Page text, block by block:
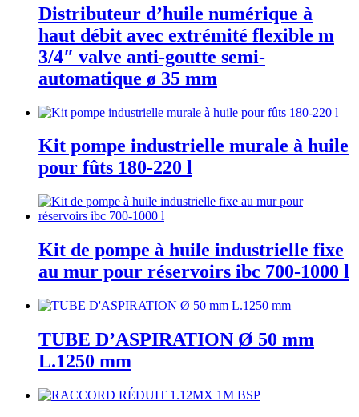
Distributeur d’huile numérique à
haut débit avec extrémité flexible m
3/4″ valve anti-goutte semi-
automatique ø 35 mm
Kit pompe industrielle murale à huile
pour fûts 180-220 l
Kit de pompe à huile industrielle fixe
au mur pour réservoirs ibc 700-1000 l
TUBE D’ASPIRATION Ø 50 mm
L.1250 mm